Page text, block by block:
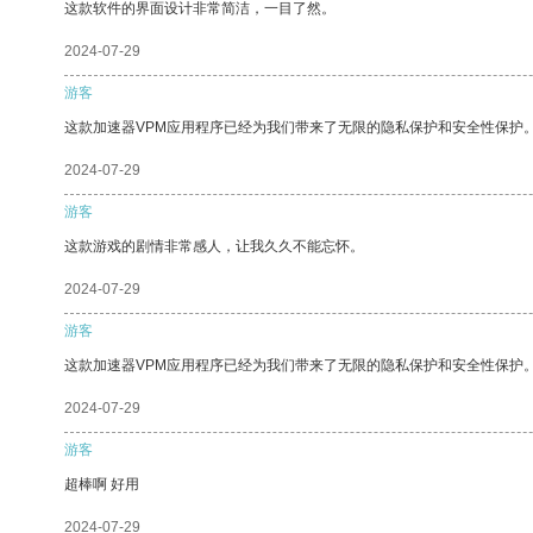
这款软件的界面设计非常简洁，一目了然。
2024-07-29
游客
这款加速器VPM应用程序已经为我们带来了无限的隐私保护和安全性保护
2024-07-29
游客
这款游戏的剧情非常感人，让我久久不能忘怀。
2024-07-29
游客
这款加速器VPM应用程序已经为我们带来了无限的隐私保护和安全性保护
2024-07-29
游客
超棒啊 好用
2024-07-29